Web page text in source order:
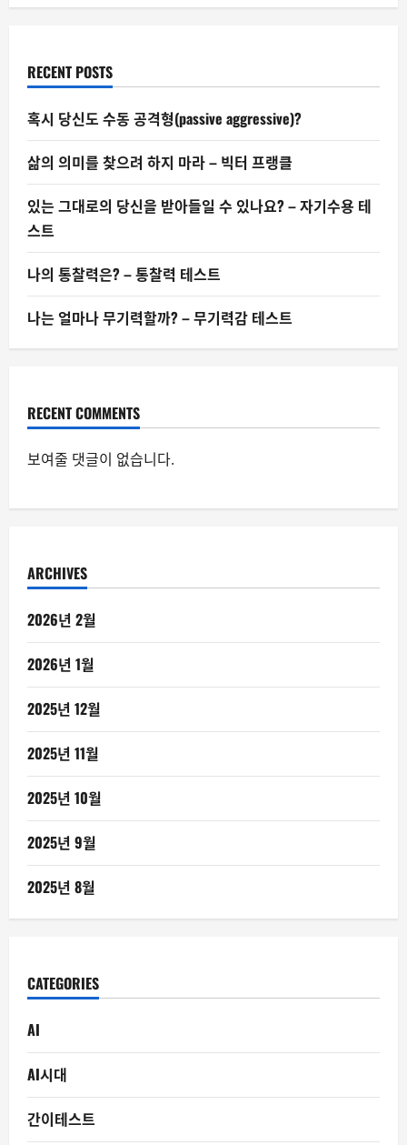
책
그
림
자
RECENT POSTS
혹시 당신도 수동 공격형(passive aggressive)?
삶의 의미를 찾으려 하지 마라 – 빅터 프랭클
있는 그대로의 당신을 받아들일 수 있나요? – 자기수용 테
스트
나의 통찰력은? – 통찰력 테스트
나는 얼마나 무기력할까? – 무기력감 테스트
RECENT COMMENTS
보여줄 댓글이 없습니다.
ARCHIVES
2026년 2월
2026년 1월
2025년 12월
2025년 11월
2025년 10월
2025년 9월
2025년 8월
CATEGORIES
AI
AI시대
간이테스트